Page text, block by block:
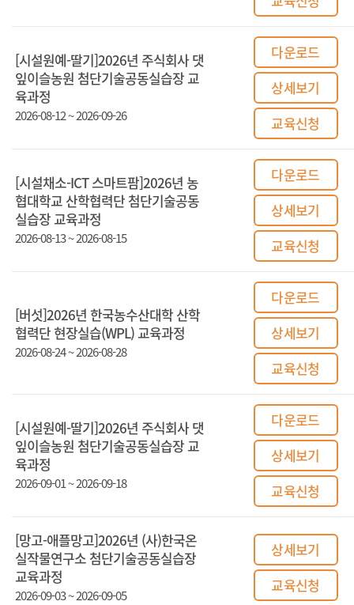
[시설원예-딸기]2026년 주식회사 댓
잎이슬농원 첨단기술공동실습장 교
육과정
2026-08-12 ~ 2026-09-26
다운로드
상세보기
교육신청
[시설채소-ICT 스마트팜]2026년 농
협대학교 산학협력단 첨단기술공동
실습장 교육과정
2026-08-13 ~ 2026-08-15
다운로드
상세보기
교육신청
[버섯]2026년 한국농수산대학 산학
협력단 현장실습(WPL) 교육과정
2026-08-24 ~ 2026-08-28
다운로드
상세보기
교육신청
[시설원예-딸기]2026년 주식회사 댓
잎이슬농원 첨단기술공동실습장 교
육과정
2026-09-01 ~ 2026-09-18
다운로드
상세보기
교육신청
[망고-애플망고]2026년 (사)한국온
실작물연구소 첨단기술공동실습장
교육과정
2026-09-03 ~ 2026-09-05
상세보기
교육신청